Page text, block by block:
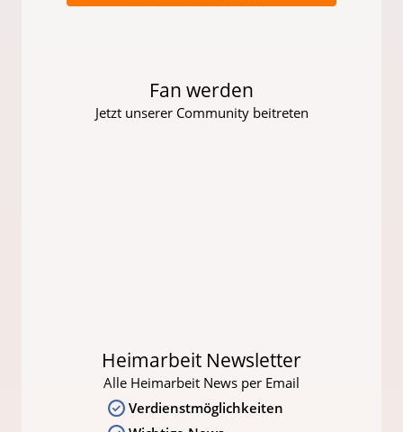
Fan werden
Jetzt unserer Community beitreten
Heimarbeit Newsletter
Alle Heimarbeit News per Email
Verdienstmöglichkeiten